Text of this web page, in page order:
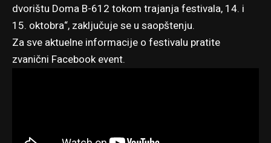
dvorištu Doma B-612 tokom trajanja festivala, 14. i
15. oktobra“, zaključuje se u saopštenju.
Za sve aktuelne informacije o festivalu pratite
zvanični Facebook event.